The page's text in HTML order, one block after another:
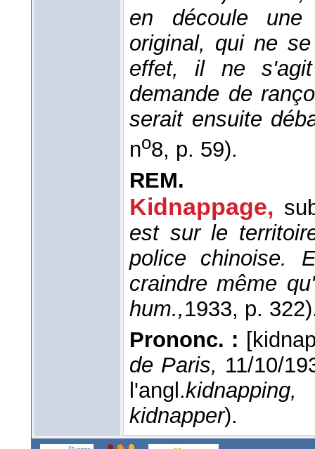
en découle une
original, qui ne
effet, il ne
demande de
serait ensuite
no8, p. 59).
REM.
Kidnappage,
est sur le
police chinoise.
craindre même
hum.,1933, p.
Prononc. :
de Paris, 11/10/
l'angl.kidnapping,
kidnapper).